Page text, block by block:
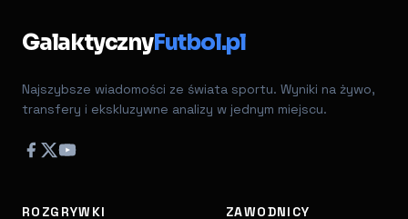
GalaktycznyFutbol.pl
Najszybsze wiadomości ze świata sportu. Wyniki na żywo,
transfery i ekskluzywne analizy w jednym miejscu.
ROZGRYWKI ZAWODNICY